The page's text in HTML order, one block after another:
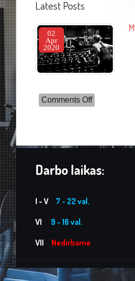
Latest Posts
02
Apr
2020
Comments Offon
Motyvacija
kodėl
sportuoti
Darbo laikas:
I - V 7 - 22 val.
VI 9 - 16 val.
VII Nedirbame